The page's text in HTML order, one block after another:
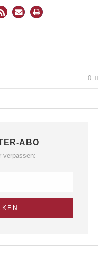
0
ABO
verpassen: